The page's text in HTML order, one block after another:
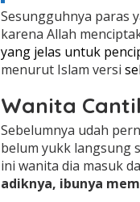
Sesungguhnya paras
karena Allah
yang jelas untuk
menurut Islam versi
Wanita
Sebelumnya udah
belum yukk langsung
ini wanita dia masuk
adiknya, ibunya